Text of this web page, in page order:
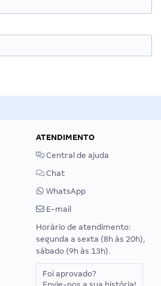
ATENDIMENTO
Central de ajuda
Chat
WhatsApp
E-mail
Horário de atendimento:
segunda a sexta (8h às 20h),
sábado (9h às 13h).
Foi aprovado?